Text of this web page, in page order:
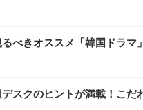
べきオススメ「韓国ドラマ」
スクのヒントが満載！こだ